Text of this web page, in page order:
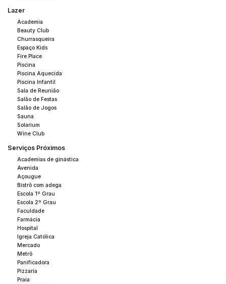
Cadastro de interesse aberto.
Material preliminar sujeito a alterações. Empreendimento em
fase de estudo, ainda não registrado sob incorporação
imobiliária.
Lazer
Academia
Beauty Club
Churrasqueira
Espaço Kids
Fire Place
Piscina
Piscina Aquecida
Piscina Infantil
Sala de Reunião
Salão de Festas
Salão de Jogos
Sauna
Solarium
Wine Club
Serviços Próximos
Academias de ginástica
Avenida
Açougue
Bistrô com adega
Escola 1º Grau
Escola 2º Grau
Faculdade
Farmácia
Hospital
Igreja Católica
Mercado
Metrô
Panificadora
Pizzaria
Praia